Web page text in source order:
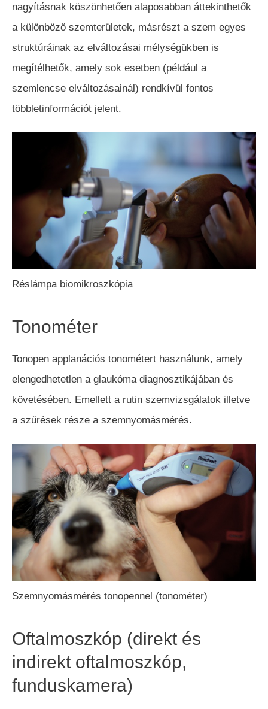
nagyításnak köszönhetően alaposabban áttekinthetők
a különböző szemterületek, másrészt a szem egyes
struktúráinak az elváltozásai mélységükben is
megítélhetők, amely sok esetben (például a
szemlencse elváltozásainál) rendkívül fontos
többletinformációt jelent.
Réslámpa biomikroszkópia
Tonométer
Tonopen applanációs tonométert használunk, amely
elengedhetetlen a glaukóma diagnosztikájában és
követésében. Emellett a rutin szemvizsgálatok illetve
a szűrések része a szemnyomásmérés.
Szemnyomásmérés tonopennel (tonométer)
Oftalmoszkóp (direkt és
indirekt oftalmoszkóp,
funduskamera)